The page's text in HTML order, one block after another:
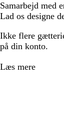
Samarbejd med
Lad os designe
Ikke flere
på din konto.
Læs mere